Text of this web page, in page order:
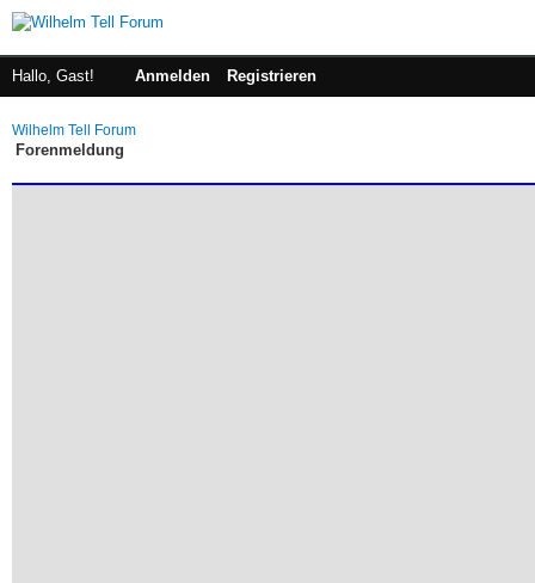
Hallo, Gast! Anmelden Registrieren
Wilhelm Tell Forum
Forenmeldung